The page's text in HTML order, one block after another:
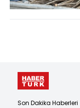
Son Dakika Haberleri